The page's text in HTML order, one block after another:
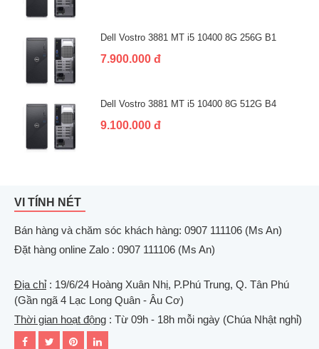
Dell Vostro 3881 MT i5 10400 8G 256G B1
7.900.000 đ
Dell Vostro 3881 MT i5 10400 8G 512G B4
9.100.000 đ
VI TÍNH NÉT
Bán hàng và chăm sóc khách hàng: 0907 111106 (Ms An)
Đặt hàng online Zalo : 0907 111106 (Ms An)
Địa chỉ: 19/6/24 Hoàng Xuân Nhị, P.Phú Trung, Q. Tân Phú
(Gần ngã 4 Lạc Long Quân - Âu Cơ)
Thời gian hoạt động : Từ 09h - 18h mỗi ngày (Chúa Nhật nghỉ)